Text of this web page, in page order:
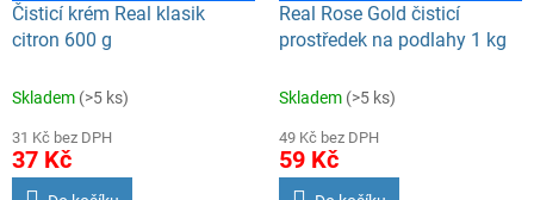
Čisticí krém Real klasik
citron 600 g
Skladem (>5 ks)
31 Kč bez DPH
37 Kč
Real Rose Gold čisticí
prostředek na podlahy 1 kg
Skladem (>5 ks)
49 Kč bez DPH
59 Kč